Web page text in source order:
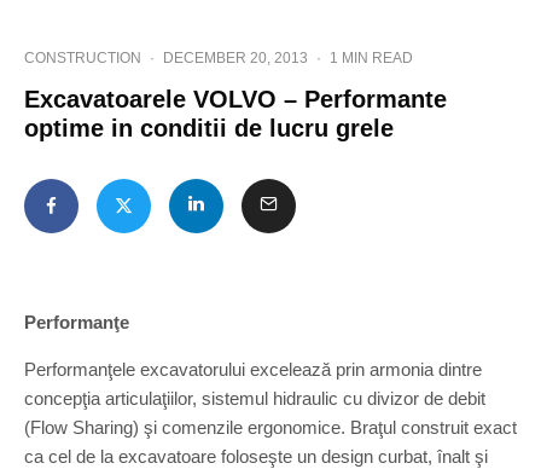
CONSTRUCTION · DECEMBER 20, 2013 · 1 MIN READ
Excavatoarele VOLVO – Performante
optime in conditii de lucru grele
Performanţe
Performanţele excavatorului excelează prin armonia dintre
concepţia articulaţiilor, sistemul hidraulic cu divizor de debit
(Flow Sharing) şi comenzile ergonomice. Braţul construit exact
ca cel de la excavatoare foloseşte un design curbat, înalt şi